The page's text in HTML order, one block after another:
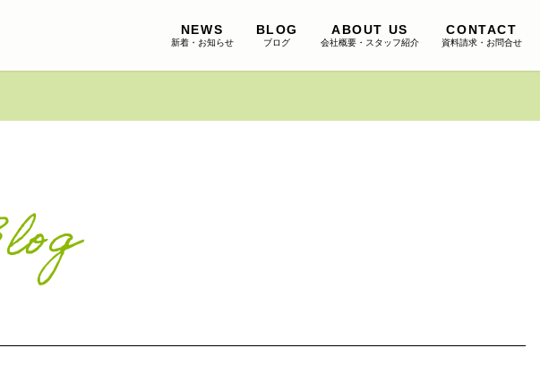
NEWS
新着・お知らせ
BLOG
ブログ
ABOUT US
会社概要・スタッフ紹介
CONTACT
資料請求・お問合せ